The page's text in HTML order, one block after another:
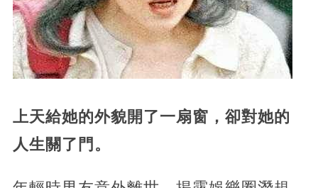
上天給她的外貌開了一扇窗，卻對她的
人生關了門。